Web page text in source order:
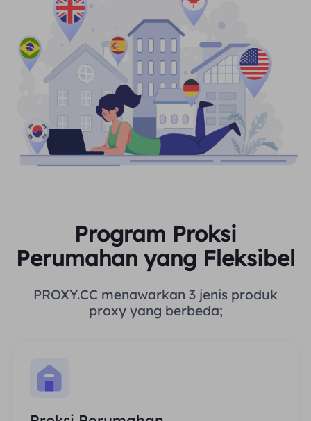
Program Proksi
Perumahan yang Fleksibel
PROXY.CC menawarkan 3 jenis produk
proxy yang berbeda;